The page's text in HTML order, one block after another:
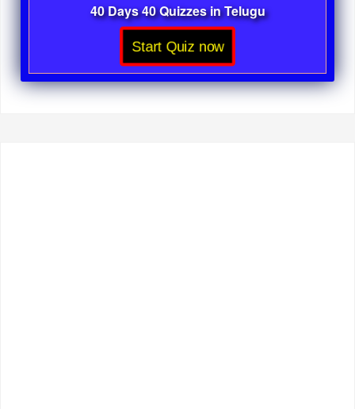
40 Days 40 Quizzes in Telugu
Start Quiz now